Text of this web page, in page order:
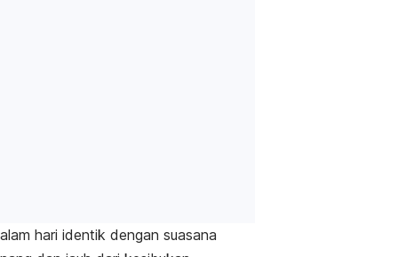
hari identik dengan suasana